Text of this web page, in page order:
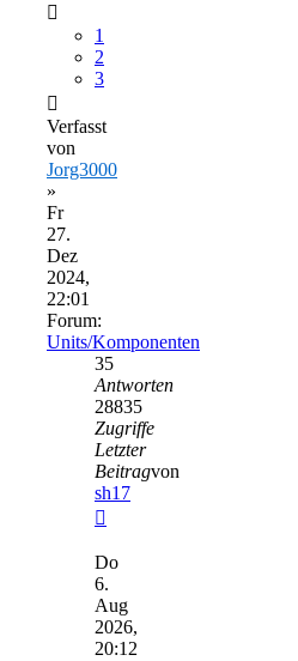
1
2
3
Verfasst
von
Jorg3000
»
Fr
27.
Dez
2024,
22:01
Forum:
Units/Komponenten
35
Antworten
28835
Zugriffe
Letzter
Beitragvon
sh17
Beitrag
Do
6.
Aug
2026,
20:12